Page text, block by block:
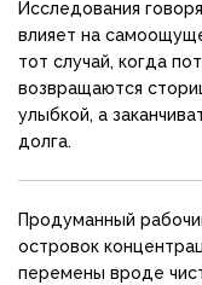
Исследования
влияет на
тот случай, когда
возвращаются
улыбкой, а
долга.
Продуманный
островок
перемены вроде